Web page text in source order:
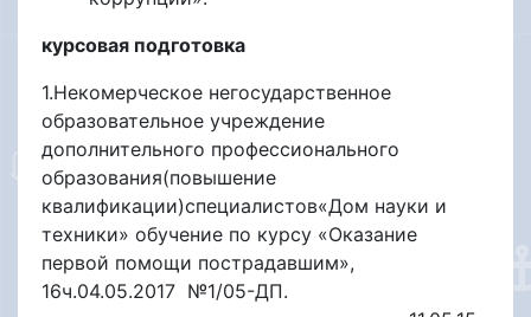
курсовая подготовка
1.Некомерческое негосударственное
образовательное учреждение
дополнительного профессионального
образования(повышение
квалификации)специалистов«Дом науки и
техники» обучение по курсу «Оказание
первой помощи пострадавшим»,
16ч.04.05.2017 №1/05-ДП.